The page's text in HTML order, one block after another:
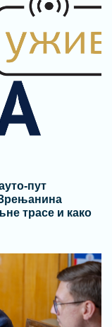
пут
трасе и како